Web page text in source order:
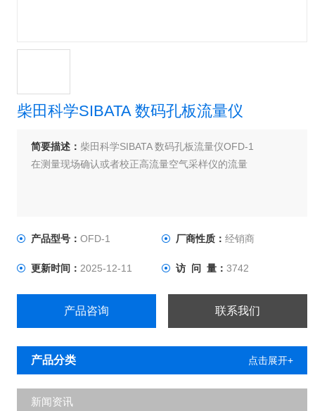
柴田科学SIBATA 数码孔板流量仪
简要描述： 柴田科学SIBATA 数码孔板流量仪OFD-1
在测量现场确认或者校正高流量空气采样仪的流量
产品型号： OFD-1 厂商性质：经销商
更新时间： 2025-12-11 访 问 量：3742
产品咨询 联系我们
产品分类 点击展开+
新闻资讯